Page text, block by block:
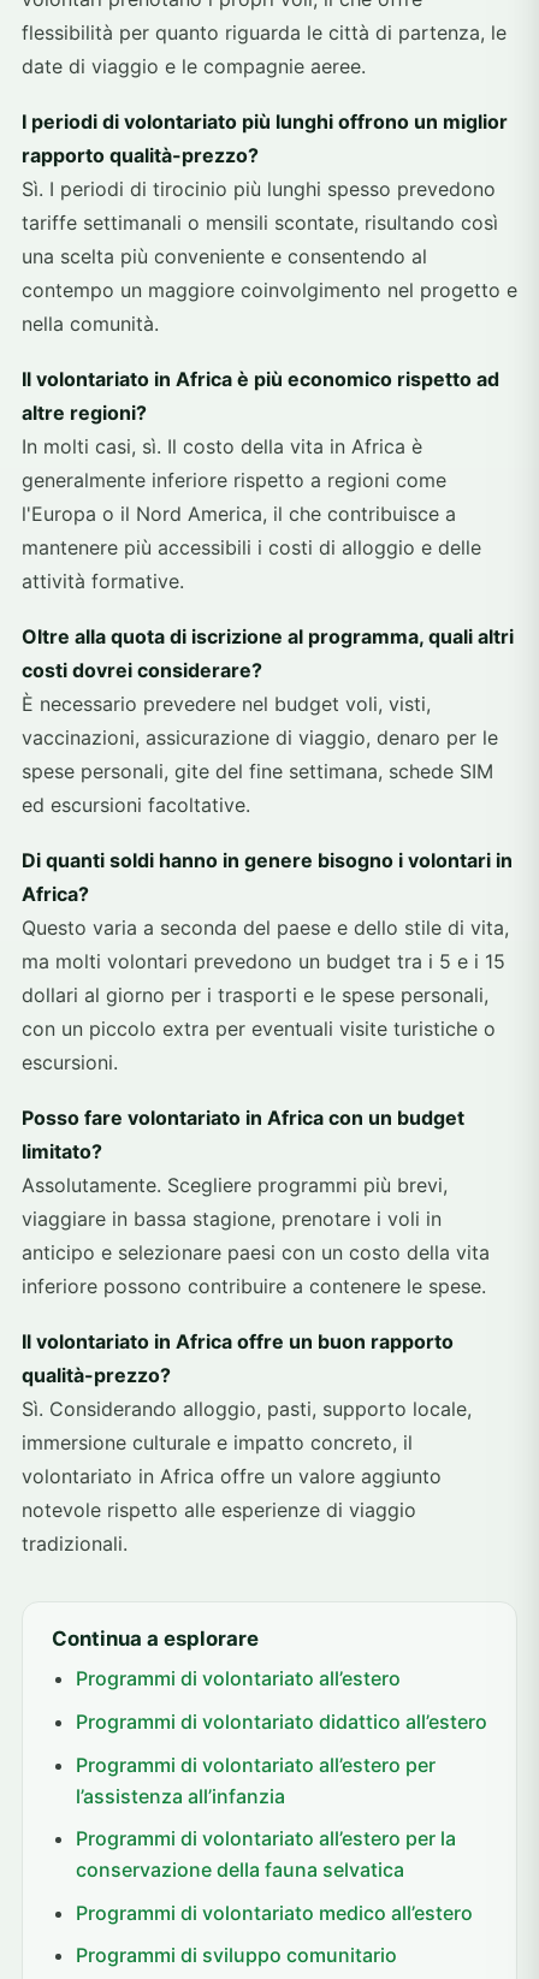
flessibilità per quanto riguarda le città di partenza, le
date di viaggio e le compagnie aeree.
I periodi di volontariato più lunghi offrono un miglior
rapporto qualità-prezzo?
Sì. I periodi di tirocinio più lunghi spesso prevedono
tariffe settimanali o mensili scontate, risultando così
una scelta più conveniente e consentendo al
contempo un maggiore coinvolgimento nel progetto e
nella comunità.
Il volontariato in Africa è più economico rispetto ad
altre regioni?
In molti casi, sì. Il costo della vita in Africa è
generalmente inferiore rispetto a regioni come
l'Europa o il Nord America, il che contribuisce a
mantenere più accessibili i costi di alloggio e delle
attività formative.
Oltre alla quota di iscrizione al programma, quali altri
costi dovrei considerare?
È necessario prevedere nel budget voli, visti,
vaccinazioni, assicurazione di viaggio, denaro per le
spese personali, gite del fine settimana, schede SIM
ed escursioni facoltative.
Di quanti soldi hanno in genere bisogno i volontari in
Africa?
Questo varia a seconda del paese e dello stile di vita,
ma molti volontari prevedono un budget tra i 5 e i 15
dollari al giorno per i trasporti e le spese personali,
con un piccolo extra per eventuali visite turistiche o
escursioni.
Posso fare volontariato in Africa con un budget
limitato?
Assolutamente. Scegliere programmi più brevi,
viaggiare in bassa stagione, prenotare i voli in
anticipo e selezionare paesi con un costo della vita
inferiore possono contribuire a contenere le spese.
Il volontariato in Africa offre un buon rapporto
qualità-prezzo?
Sì. Considerando alloggio, pasti, supporto locale,
immersione culturale e impatto concreto, il
volontariato in Africa offre un valore aggiunto
notevole rispetto alle esperienze di viaggio
tradizionali.
Continua a esplorare
Programmi di volontariato all’estero
Programmi di volontariato didattico all’estero
Programmi di volontariato all’estero per
l’assistenza all’infanzia
Programmi di volontariato all’estero per la
conservazione della fauna selvatica
Programmi di volontariato medico all’estero
Programmi di sviluppo comunitario